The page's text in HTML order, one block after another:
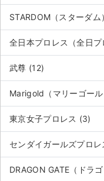
チケットジャム利用規約
プライバシーポリシー
特定商取引法に基づく表
公演登録依頼
不正転売禁止法について
チケットジャムの取り組
音楽情報
STARDOM（スターダム
全日本プロレス（全日
武尊 (12)
Marigold（マリーゴー
東京女子プロレス (3)
センダイガールズプロ
DRAGON GATE（ドラ